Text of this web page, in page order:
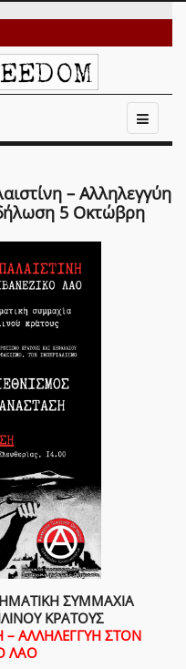
– Αλληλεγγύη
5 Οκτώβρη
ΣΥΜΜΑΧΙΑ
ΚΡΑΤΟΥΣ
– ΑΛΛΗΛΕΓΓΥΗ ΣΤΟΝ
ΛΑΟ